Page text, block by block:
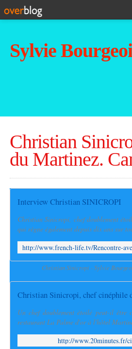
Sylvie
Christian
du Martinez.
Interview Christian SINICROPI
Christian Sinicropi, chef doublement
qui règne également depuis dix ans sur
Christian Sinicropi - Sylvie
Christian Sinicropi, chef cinéphile
Un chef doublement étoilé peut-il être
restaurant La Palme d'or à l'hôtel
http://www.20minutes.fr/